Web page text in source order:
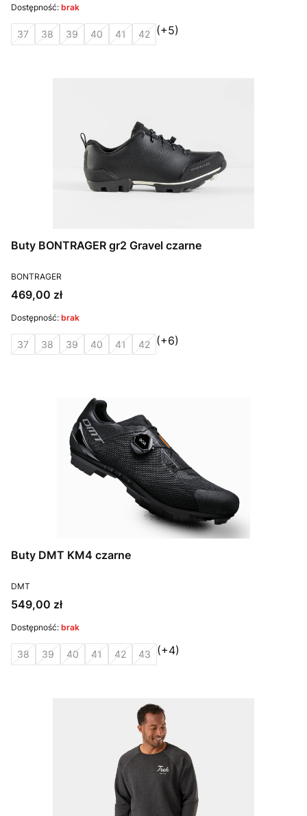
Dostępność: brak
37 38 39 40 41 42 (+5)
Buty BONTRAGER gr2 Gravel czarne
PRODUCENT
BONTRAGER
Cena
469,00 zł
Dostępność: brak
37 38 39 40 41 42 (+6)
Buty DMT KM4 czarne
PRODUCENT
DMT
Cena
549,00 zł
Dostępność: brak
38 39 40 41 42 43 (+4)